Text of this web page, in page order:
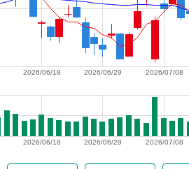
2026/07/08
2026/06/29
2026/06/18
2026/07/08
2026/06/29
2026/06/18